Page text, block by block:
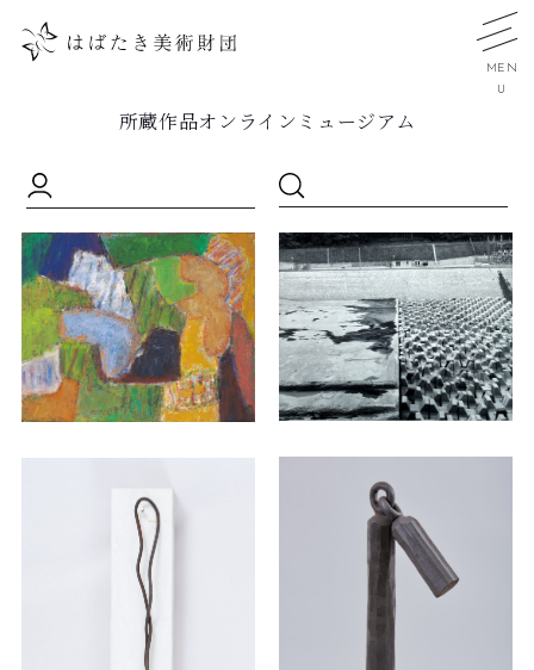
MEN
U
所蔵作品オンラインミュージアム